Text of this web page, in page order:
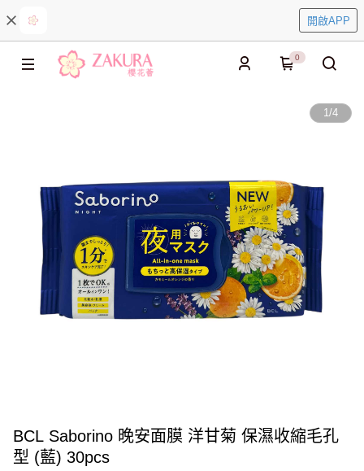
開啟APP
0
1/4
BCL Saborino 晚安面膜 洋甘菊 保濕收縮毛孔
型 (藍) 30pcs